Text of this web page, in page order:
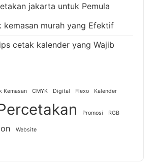
jakarta untuk Pemula
kemasan murah yang Efektif
cetak kalender yang Wajib
Kemasan CMYK Digital Flexo Kalender
Promosi RGB
Website